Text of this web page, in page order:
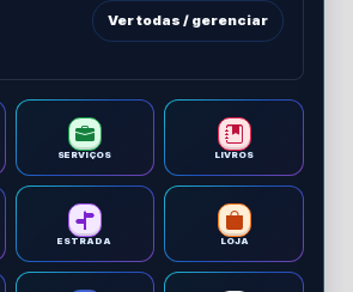
Ver todas / gerenciar
SERVIÇOS LIVROS
ESTRADA LOJA